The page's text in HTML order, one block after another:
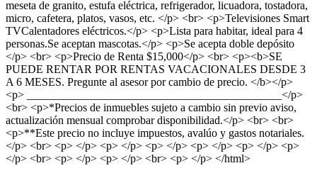
meseta de granito, estufa eléctrica, refrigerador, licuadora, tostadora,
micro, cafetera, platos, vasos, etc. </p> <br> <p>Televisiones Smart
TVCalentadores eléctricos.</p> <p>Lista para habitar, ideal para 4
personas.Se aceptan mascotas.</p> <p>Se acepta doble depósito
</p> <br> <p>Precio de Renta $15,000</p> <br> <p><b>SE
PUEDE RENTAR POR RENTAS VACACIONALES DESDE 3
A 6 MESES. Pregunte al asesor por cambio de precio. </b></p>
<p> _____________________________________________</p>
<br> <p>*Precios de inmuebles sujeto a cambio sin previo aviso,
actualización mensual comprobar disponibilidad.</p> <br> <br>
<p>**Este precio no incluye impuestos, avalúo y gastos notariales.
</p> <br> <p> </p> <p> </p> <p> </p> <p> </p> <p> </p> <p>
</p> <br> <p> </p> <p> </p> <br> <p> </p> </html>